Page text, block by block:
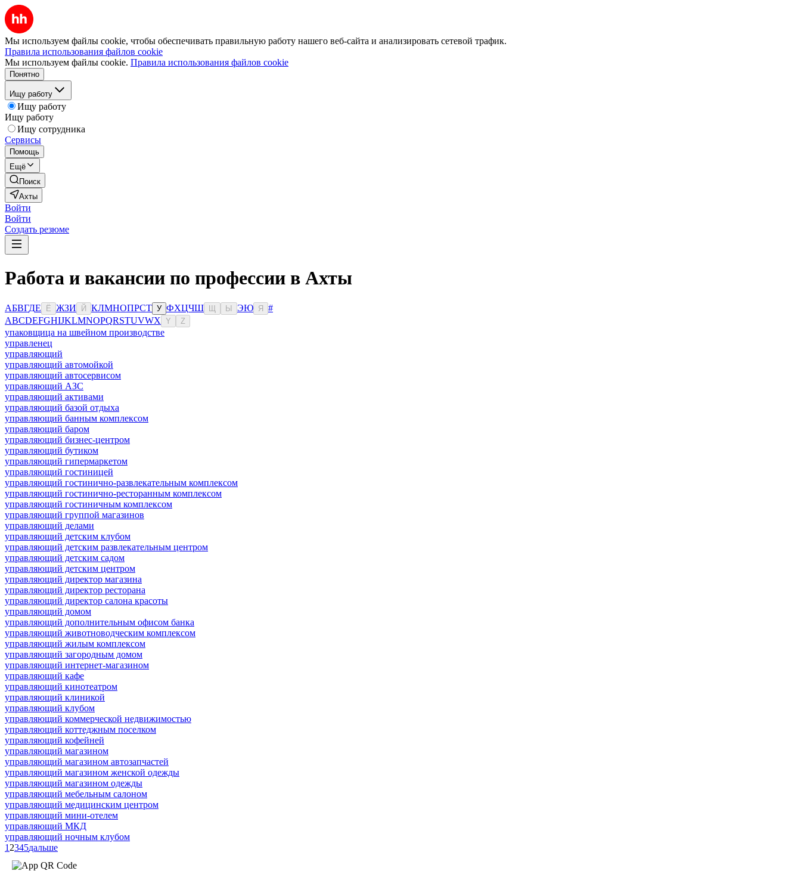
Мы используем файлы cookie, чтобы обеспечивать правильную работу нашего веб-сайта и анализировать сетевой трафик.
Правила использования файлов cookie
Мы используем файлы cookie. Правила использования файлов cookie
Понятно
Ищу работу
Ищу работу
Ищу работу
Ищу сотрудника
Сервисы
Помощь
Ещё
Поиск
Ахты
Войти
Войти
Создать резюме
Работа и вакансии по профессии в Ахты
АБВГДЕ Ё ЖЗИ Й КЛМНОПРСТ У ФХЦЧШ Ы ЭЮ Я
#
ABCDEFGHIJKLMNOPQRSTUVWX Y Z
упаковщица на швейном производстве
управленец
управляющий
управляющий автомойкой
управляющий автосервисом
управляющий АЗС
управляющий активами
управляющий базой отдыха
управляющий банным комплексом
управляющий баром
управляющий бизнес-центром
управляющий бутиком
управляющий гипермаркетом
управляющий гостиницей
управляющий гостинично-развлекательным комплексом
управляющий гостинично-ресторанным комплексом
управляющий гостиничным комплексом
управляющий группой магазинов
управляющий делами
управляющий детским клубом
управляющий детским развлекательным центром
управляющий детским садом
управляющий детским центром
управляющий директор магазина
управляющий директор ресторана
управляющий директор салона красоты
управляющий домом
управляющий дополнительным офисом банка
управляющий животноводческим комплексом
управляющий жилым комплексом
управляющий загородным домом
управляющий интернет-магазином
управляющий кафе
управляющий кинотеатром
управляющий клиникой
управляющий клубом
управляющий коммерческой недвижимостью
управляющий коттеджным поселком
управляющий кофейней
управляющий магазином
управляющий магазином автозапчастей
управляющий магазином женской одежды
управляющий магазином одежды
управляющий мебельным салоном
управляющий медицинским центром
управляющий мини-отелем
управляющий МКД
управляющий ночным клубом
1 2345дальше